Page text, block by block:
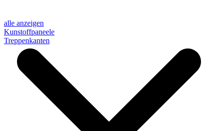
alle anzeigen
Kunstoffpaneele
Treppenkanten